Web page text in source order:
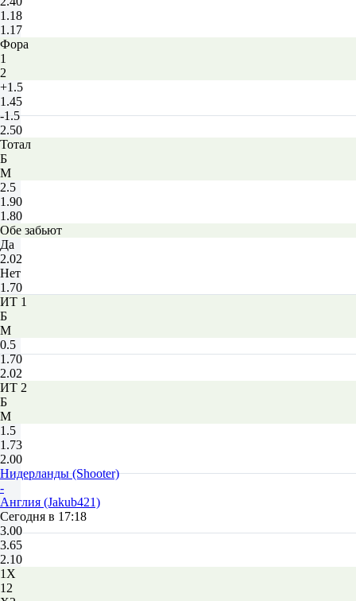
1.18
1.17
Фора
1
2
+1.5
1.45
-1.5
2.50
Тотал
Б
М
2.5
1.90
1.80
Обе забьют
Да
2.02
Нет
1.70
ИТ 1
Б
М
0.5
1.70
2.02
ИТ 2
Б
М
1.5
1.73
2.00
Нидерланды (Shooter)
-
Англия (Jakub421)
Сегодня в 17:18
3.00
3.65
2.10
1X
12